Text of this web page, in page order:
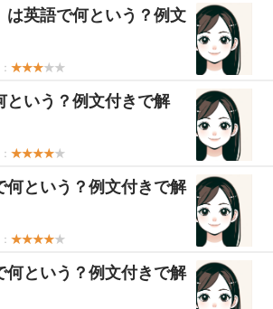
は英語で何という？例文
★★★★★
という？例文付きで解
★★★★★
何という？例文付きで解
★★★★★
何という？例文付きで解